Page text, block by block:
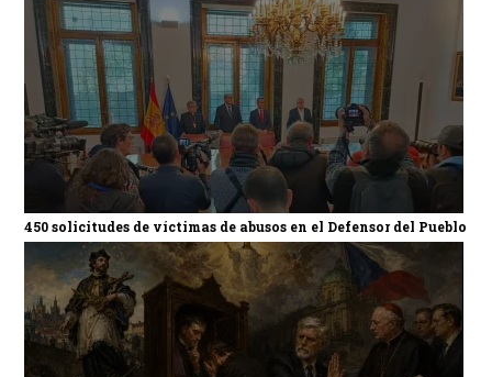
450 solicitudes de víctimas de abusos en el Defensor del Pueblo